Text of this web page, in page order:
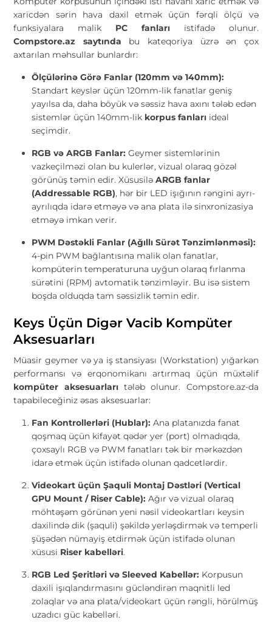
xaricdən sərin hava daxil etmək üçün fərqli ölçü və
funksiyalara malik PC fanlarıistifadə olunur.
Compstore.az saytında bu kateqoriya üzrə ən çox
axtarılan məhsullar bunlardır:
Ölçülərinə Görə Fanlar (120mm və 140mm):
Standart keyslər üçün 120mm-lik fanatlar geniş
yayılsa da, daha böyük və səssiz hava axını tələb edən
sistemlər üçün 140mm-lik korpus fanları ideal
seçimdir.
RGB və ARGB Fanlar: Geymer sistemlərinin
vazkeçilməzi olan bu kulerlər, vizual olaraq gözəl
görünüş təmin edir. XüsusiləARGB fanlar
(Addressable RGB), hər bir LED işığının rəngini ayrı-
ayrılıqda idarə etməyə və ana plata ilə sinxronizasiya
etməyə imkan verir.
PWM Dəstəkli Fanlar (Ağıllı Sürət Tənzimlənməsi):
4-pin PWM bağlantısına malik olan fanatlar,
kompüterin temperaturuna uyğun olaraq fırlanma
sürətini (RPM) avtomatik tənzimləyir. Bu isə sistem
boşda olduqda tam səssizlik təmin edir.
Keys Üçün Digər Vacib Kompüter
Aksesuarları
Müasir geymer və ya iş stansiyası (Workstation) yığarkən
performansı və erqonomikanı artırmaq üçün müxtəlif
kompüter aksesuarlarıtələb olunur. Compstore.az-da
tapabileceğiniz əsas aksesuarlar:
Fan Kontrollerləri (Hublar): Ana platanızda fanat
qoşmaq üçün kifayət qədər yer (port) olmadıqda,
çoxsaylı RGB və PWM fanatları tək bir mərkəzdən
idarə etmək üçün istifadə olunan qadcetlərdir.
Videokart üçün Şaquli Montaj Dəstləri (Vertical
GPU Mount / Riser Cable): Ağır və vizual olaraq
möhtəşəm görünən yeni nəsil videokartları keysin
daxilində dik (şaquli) şəkildə yerləşdirmək və temperli
şüşədən nümayiş etdirmək üçün istifadə olunan
xüsusi Riser kabelləri.
RGB Led Şeritləri və Sleeved Kabellər: Korpusun
daxili işıqlandırmasını gücləndirən maqnitli led
zolaqlar və ana plata/videokart üçün rəngli, hörülmüş
uzadıcı güc kabelləri.